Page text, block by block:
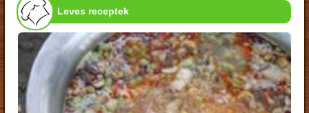
Leves receptek